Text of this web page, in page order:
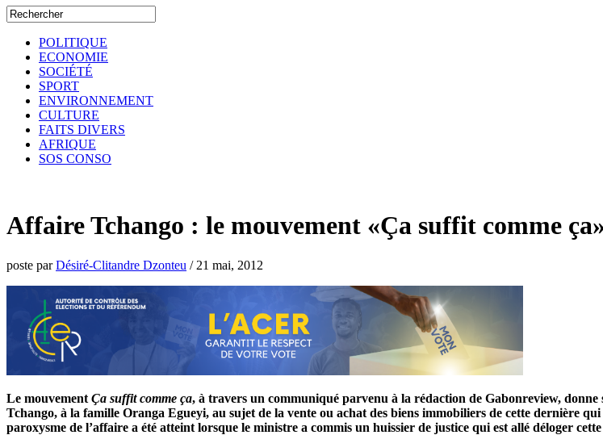
POLITIQUE
ECONOMIE
SOCIÉTÉ
SPORT
ENVIRONNEMENT
CULTURE
FAITS DIVERS
AFRIQUE
SOS CONSO
Affaire Tchango : le mouvement «Ça suffit comme
poste parDésiré-Clitandre Dzonteu / 21 mai, 2012
Le mouvement Ça suffit comme ça, à travers un communiqué parvenu à la rédaction de Gabonreview,
Tchango, à la famille Oranga Egueyi, au sujet de la vente ou achat des biens immobiliers de cette dernière
paroxysme de l’affaire a été atteint lorsque le ministre a commis un huissier de justice qui est allé déloger